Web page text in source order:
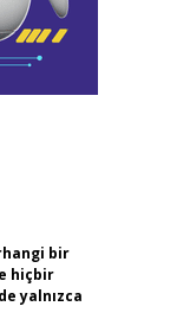
bir
hiçbir
yalnızca